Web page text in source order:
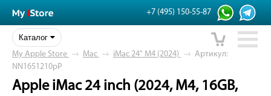
+7 (495) 150-55-87
Каталог
My Apple Store → Mac → iMac 24" M4 (2024) → Артикул:
NN1651210pP
Apple iMac 24 inch (2024, M4, 16GB,